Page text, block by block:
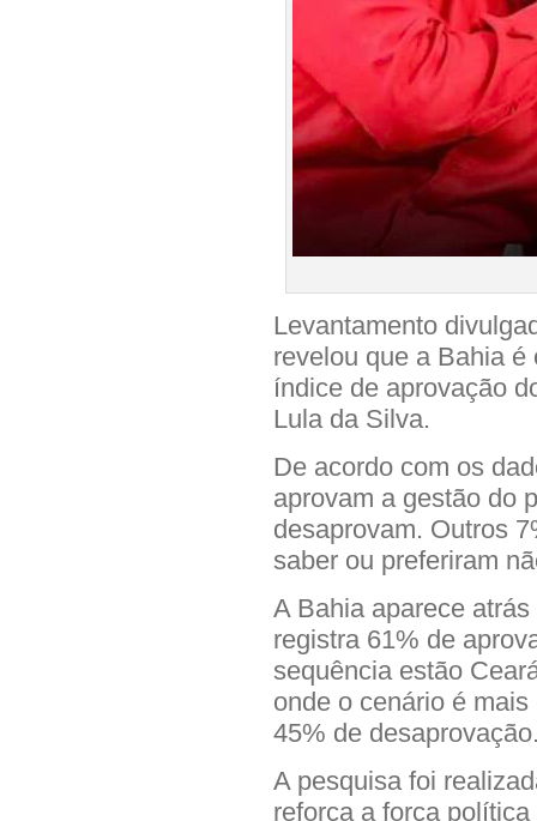
Levantamento
revelou que a Bahia
índice de aprovação
Lula da Silva.
De acordo com os
aprovam a gestão do
desaprovam. Outros
saber ou preferiram
A Bahia aparece
registra 61% de
sequência estão
onde o cenário é
45% de
A pesquisa foi
reforça a força